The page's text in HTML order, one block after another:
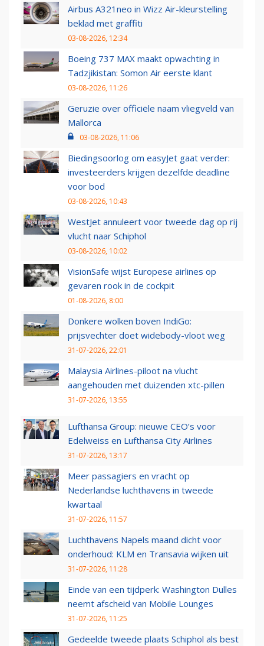
Airbus A321neo in Wizz Air-kleurstelling
beklad met graffiti
03-08-2026, 12:34
Boeing 737 MAX maakt opwachting in
Tadzjikistan: Somon Air eerste klant
03-08-2026, 11:26
Geruzie over officiële naam vliegveld van
Mallorca
03-08-2026, 11:06
Biedingsoorlog om easyJet gaat verder:
investeerders krijgen dezelfde deadline
voor bod
03-08-2026, 10:43
WestJet annuleert voor tweede dag op rij
vlucht naar Schiphol
03-08-2026, 10:02
VisionSafe wijst Europese airlines op
gevaren rook in de cockpit
01-08-2026, 8:00
Donkere wolken boven IndiGo:
prijsvechter doet widebody-vloot weg
31-07-2026, 22:01
Malaysia Airlines-piloot na vlucht
aangehouden met duizenden xtc-pillen
31-07-2026, 13:55
Lufthansa Group: nieuwe CEO’s voor
Edelweiss en Lufthansa City Airlines
31-07-2026, 13:17
Meer passagiers en vracht op
Nederlandse luchthavens in tweede
kwartaal
31-07-2026, 11:57
Luchthavens Napels maand dicht voor
onderhoud: KLM en Transavia wijken uit
31-07-2026, 11:28
Einde van een tijdperk: Washington Dulles
neemt afscheid van Mobile Lounges
31-07-2026, 11:25
Gedeelde tweede plaats Schiphol als best